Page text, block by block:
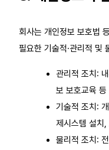
회사는 개인정보 보호법
필요한 기술적·관리적 및
관리적 조치:
보 보호교육 등
기술적 조치:
제시스템 설치
물리적 조치: